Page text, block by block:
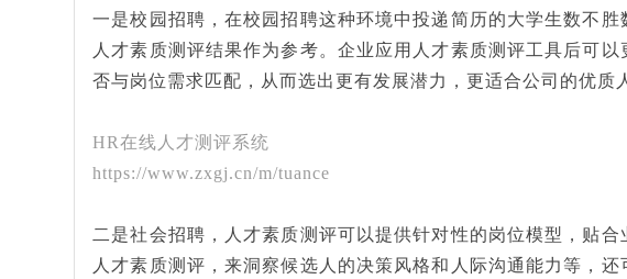
一是校园招聘，在校园招聘这种环境中投递简历的大学生数不
人才素质测评结果作为参考。企业应用人才素质测评工具后可
否与岗位需求匹配，从而选出更有发展潜力，更适合公司的优质
HR在线人才测评系统
https://www.zxgj.cn/m/tuance
二是社会招聘，人才素质测评可以提供针对性的岗位模型，贴
人才素质测评，来洞察候选人的决策风格和人际沟通能力等，